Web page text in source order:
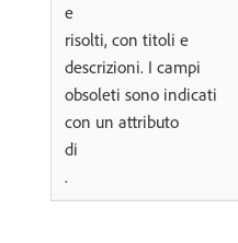
e
risolti, con titoli e
descrizioni. I campi
obsoleti sono indicati
con un attributo
di
.